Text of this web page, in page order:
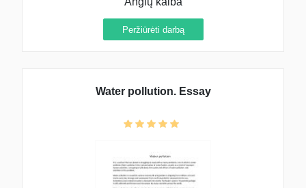
Peržiūrėti darbą
Water pollution. Essay